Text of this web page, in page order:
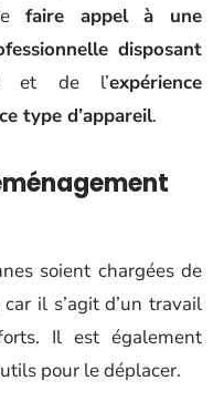
faire appel à une
disposant
de l’expérience
type d’appareil.
soient chargées de
car il s’agit d’un travail
Il est également
pour le déplacer.